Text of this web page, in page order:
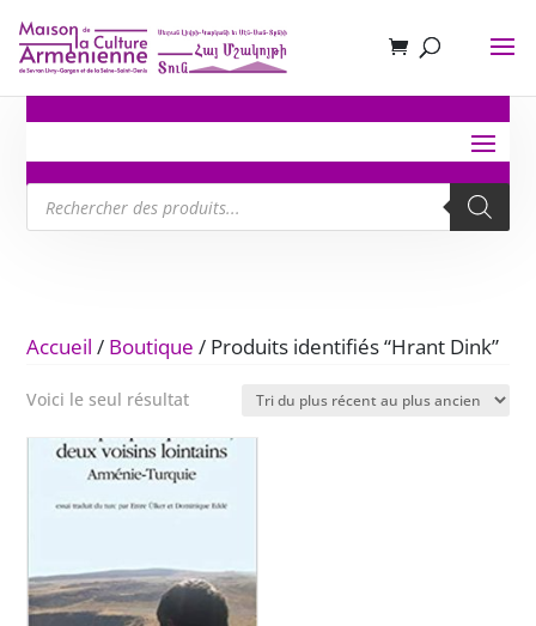
Recherche
de
produits
Accueil / Boutique / Produits identifiés “Hrant Dink”
Voici le seul résultat